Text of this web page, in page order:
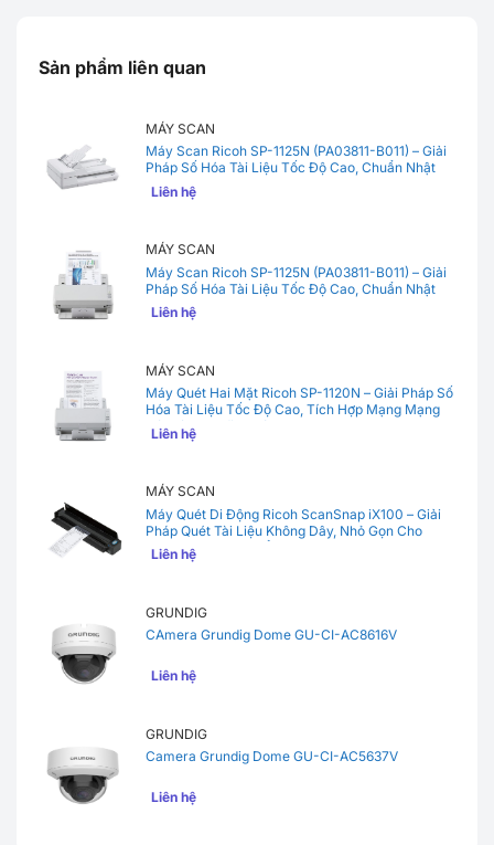
Sản phẩm liên quan
MÁY SCAN
Máy Scan Ricoh SP-1125N (PA03811-B011) – Giải
Pháp Số Hóa Tài Liệu Tốc Độ Cao, Chuẩn Nhật
Bản
Liên hệ
MÁY SCAN
Máy Scan Ricoh SP-1125N (PA03811-B011) – Giải
Pháp Số Hóa Tài Liệu Tốc Độ Cao, Chuẩn Nhật
Bản
Liên hệ
MÁY SCAN
Máy Quét Hai Mặt Ricoh SP-1120N – Giải Pháp Số
Hóa Tài Liệu Tốc Độ Cao, Tích Hợp Mạng Mạng
Nội Bộ Cho Văn Phòng
Liên hệ
MÁY SCAN
Máy Quét Di Động Ricoh ScanSnap iX100 – Giải
Pháp Quét Tài Liệu Không Dây, Nhỏ Gọn Cho
Người Hay Di Chuyển
Liên hệ
GRUNDIG
CAmera Grundig Dome GU-CI-AC8616V
Liên hệ
GRUNDIG
Camera Grundig Dome GU-CI-AC5637V
Liên hệ